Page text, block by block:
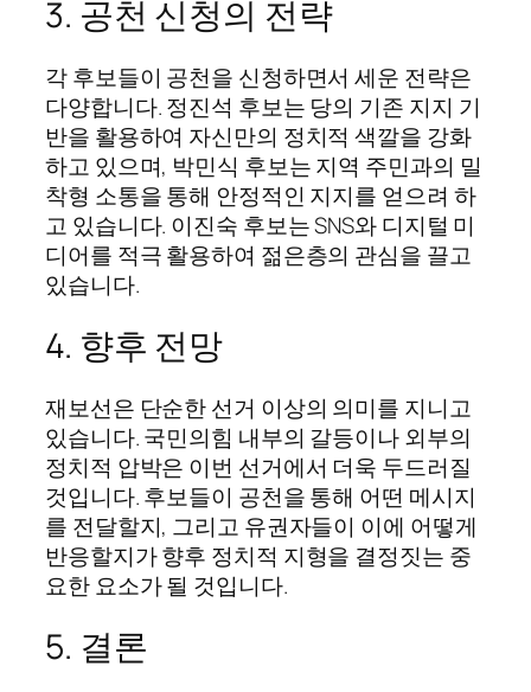
3. 공천 신청의 전략
각 후보들이 공천을 신청하면서 세운 전략은
다양합니다. 정진석 후보는 당의 기존 지지 기
반을 활용하여 자신만의 정치적 색깔을 강화
하고 있으며, 박민식 후보는 지역 주민과의 밀
착형 소통을 통해 안정적인 지지를 얻으려 하
고 있습니다. 이진숙 후보는 SNS와 디지털 미
디어를 적극 활용하여 젊은층의 관심을 끌고
있습니다.
4. 향후 전망
재보선은 단순한 선거 이상의 의미를 지니고
있습니다. 국민의힘 내부의 갈등이나 외부의
정치적 압박은 이번 선거에서 더욱 두드러질
것입니다. 후보들이 공천을 통해 어떤 메시지
를 전달할지, 그리고 유권자들이 이에 어떻게
반응할지가 향후 정치적 지형을 결정짓는 중
요한 요소가 될 것입니다.
5. 결론